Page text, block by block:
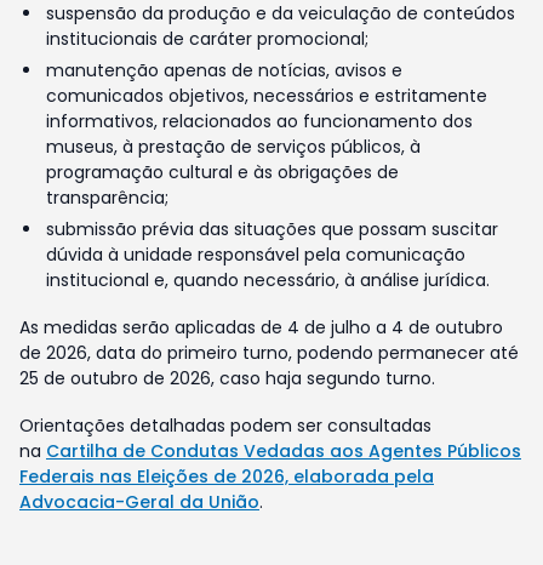
suspensão da produção e da veiculação de conteúdos
institucionais de caráter promocional;
manutenção apenas de notícias, avisos e
comunicados objetivos, necessários e estritamente
informativos, relacionados ao funcionamento dos
museus, à prestação de serviços públicos, à
programação cultural e às obrigações de
transparência;
submissão prévia das situações que possam suscitar
dúvida à unidade responsável pela comunicação
institucional e, quando necessário, à análise jurídica.
As medidas serão aplicadas de 4 de julho a 4 de outubro
de 2026, data do primeiro turno, podendo permanecer até
25 de outubro de 2026, caso haja segundo turno.
Orientações detalhadas podem ser consultadas
na Cartilha de Condutas Vedadas aos Agentes Públicos
Federais nas Eleições de 2026, elaborada pela
Advocacia-Geral da União.